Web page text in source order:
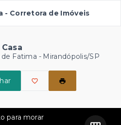
- Corretora de Imóveis
Casa
Fatima - Mirandópolis/SP
para morar